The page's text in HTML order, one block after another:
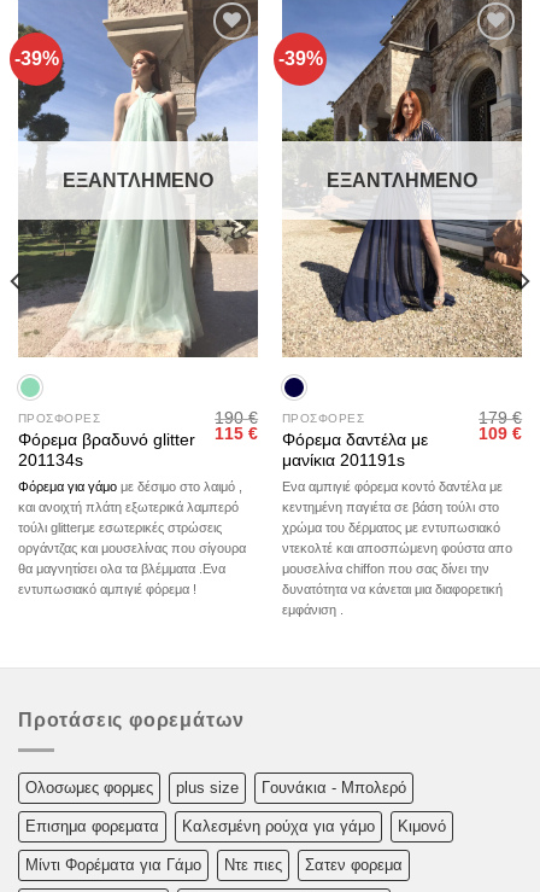
-39%
Add to
wishlist
ΕΞΑΝΤΛΗΜΈΝΟ
ΠΡΟΣΦΟΡΕΣ
Φόρεμα βραδυνό glitter
201134s
190€
Original
190 €.
115€Η
τρέχουσα
τιμή
είναι:
115 €.
Φόρεμα για γάμομε δέσιμο στο λαιμό ,
και ανοιχτή πλάτη εξωτερικά λαμπερό
τούλι glitterμε εσωτερικές στρώσεις
οργάντζας και μουσελίνας που σίγουρα
θα μαγνητίσει ολα τα βλέμματα .Ενα
εντυπωσιακό αμπιγιέ φόρεμα !
-39%
Add to
wishlist
ΕΞΑΝΤΛΗΜΈΝΟ
ΠΡΟΣΦΟΡΕΣ
Φόρεμα δαντέλα με
μανίκια 201191s
179€
Original
179 €.
109€Η
Ενα αμπιγιέ φόρεμα κοντό δαντέλα με
κεντημένη παγιέτα σε βάση τούλι στο
χρώμα του δέρματος με εντυπωσιακό
ντεκολτέ και αποσπώμενη φούστα απο
μουσελίνα chiffon που σας δίνει την
δυνατότητα να κάνεται μια διαφορετική
εμφάνιση .
Προτάσεις φορεμάτων
Oλoσωμες φoρμες plus size Γουνάκια - Μπολερό
Επισημα φορεματα Καλεσμένη ρούχα για γάμο Κιμονό
Μίντι Φορέματα για Γάμο Ντε πιες Σατεν φορεμα